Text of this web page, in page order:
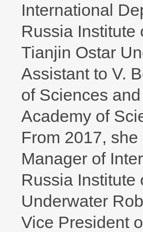
International
Russia Institute
Tianjin Ostar
Assistant to V.
of Sciences
Academy of
From 2017,
Manager of
Russia Institute
Underwater
Vice President